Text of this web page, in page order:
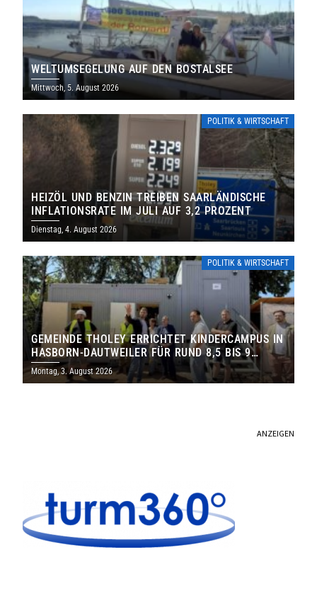
WELTUMSEGELUNG AUF DEN BOSTALSEE
Mittwoch, 5. August 2026
POLITIK & WIRTSCHAFT
HEIZÖL UND BENZIN TREIBEN SAARLÄNDISCHE
INFLATIONSRATE IM JULI AUF 3,2 PROZENT
Dienstag, 4. August 2026
POLITIK & WIRTSCHAFT
GEMEINDE THOLEY ERRICHTET KINDERCAMPUS IN
HASBORN-DAUTWEILER FÜR RUND 8,5 BIS 9
MILLIONEN EURO
Montag, 3. August 2026
ANZEIGEN